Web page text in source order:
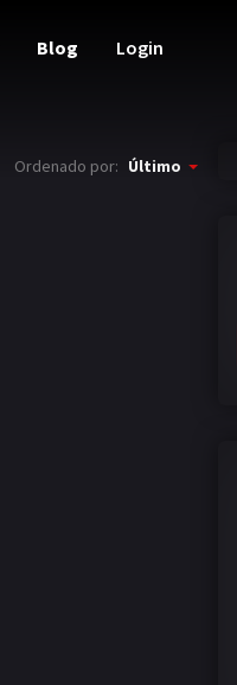
Blog Login
Ordenado por: Último